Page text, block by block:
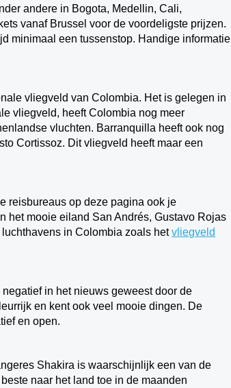
andere in Bogota, Medellin, Cali,
vanaf Brussel voor de voordeligste prijzen.
minimaal een tussenstop. Handige informatie
vliegveld van Colombia. Het is gelegen in
vliegveld, heeft Colombia nog meer
vluchten. Barranquilla heeft ook nog
Cortissoz. Dit vliegveld heeft maar een
reisbureaus op deze pagina ook je
het mooie eiland San Andrés, Gustavo Rojas
in Colombia zoals hetvliegveld
in het nieuws geweest door de
en kent ook veel mooie dingen. De
en open.
Shakira is waarschijnlijk een van de
naar het land toe in de maanden